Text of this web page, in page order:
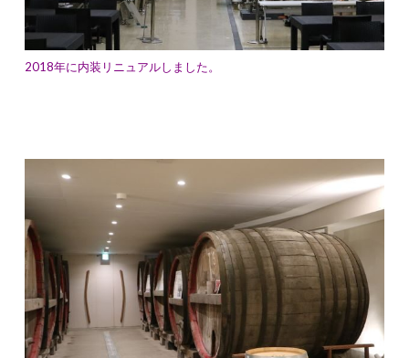
2018年に内装リニュアルしました。